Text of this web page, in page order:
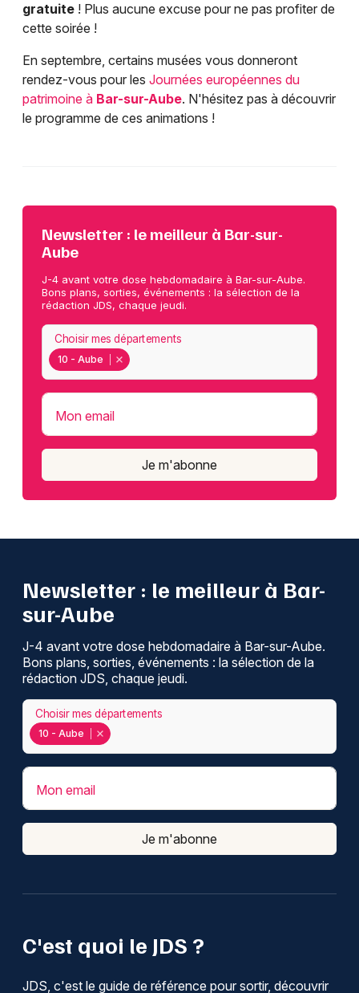
gratuite ! Plus aucune excuse pour ne pas profiter de
cette soirée !
En septembre, certains musées vous donneront
rendez-vous pour les Journées européennes du
patrimoine à Bar-sur-Aube. N'hésitez pas à découvrir
le programme de ces animations !
Newsletter : le meilleur à Bar-sur-
Aube
J-4 avant votre dose hebdomadaire à Bar-sur-Aube.
Bons plans, sorties, événements : la sélection de la
rédaction JDS, chaque jeudi.
10 - Aube
Choisir mes départements
Mon email
Je m'abonne
C'est quoi le JDS ?
JDS, c'est le guide de référence pour sortir, découvrir
Newsletter : le meilleur à Bar-
sur-Aube
J-4 avant votre dose hebdomadaire à Bar-sur-Aube.
Bons plans, sorties, événements : la sélection de la
rédaction JDS, chaque jeudi.
10 - Aube
Choisir mes départements
Mon email
Je m'abonne